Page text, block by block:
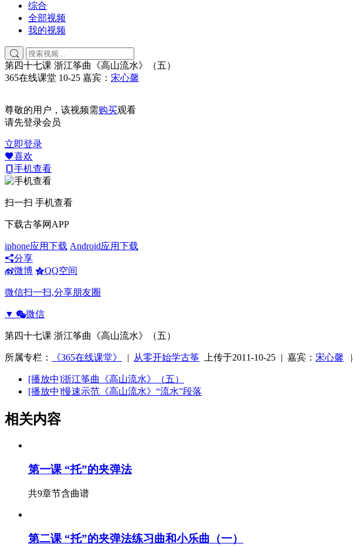
综合
全部视频
我的视频
第四十七课 浙江筝曲《高山流水》（五）
365在线课堂 10-25 嘉宾： 宋心馨
尊敬的用户，该视频需购买观看
请先登录会员
立即登录
喜欢
手机查看
扫一扫 手机查看
下载古筝网APP
iphone应用下载 Android应用下载
分享
微博
QQ空间
微信扫一扫,分享朋友圈
▼ 微信
第四十七课 浙江筝曲《高山流水》（五）
所属专栏： 《365在线课堂》 | 从零开始学古筝 上传于2011-10-25 | 嘉宾： 宋心馨 |
[播放中]浙江筝曲《高山流水》（五）
[播放中]慢速示范《高山流水》“流水”段落
相关内容
第一课 “托”的夹弹法
共9章节含曲谱
第二课 “托”的夹弹法练习曲和小乐曲（一）